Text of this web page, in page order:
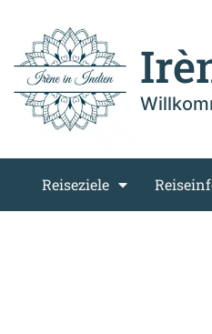
Reiseziele